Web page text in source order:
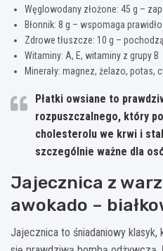
Węglowodany złożone: 45 g –
Błonnik: 8 g – wspomaga
Zdrowe tłuszcze: 10 g –
Witaminy: A, E, witaminy z grupy B
Minerały: magnez, żelazo, potas,
Płatki owsiane to
rozpuszczalnego, który
cholesterolu we krwi i
szczególnie ważne dla
Jajecznica z
awokado –
Jajecznica to śniadaniowy